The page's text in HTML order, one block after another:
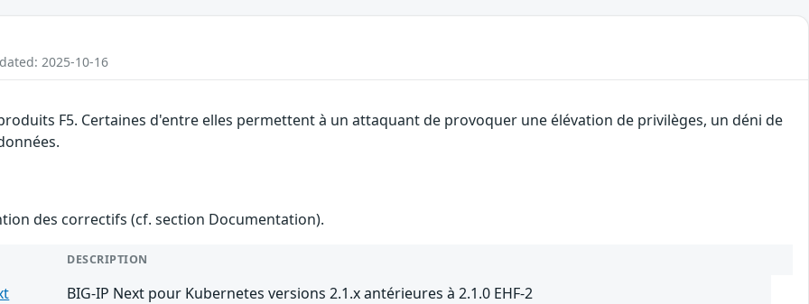
2025-10-16
F5. Certaines d'entre elles permettent à un attaquant de provoquer une élévation de privilèges, un déni de
des correctifs (cf. section Documentation).
DESCRIPTION
BIG-IP Next pour Kubernetes versions 2.1.x antérieures à 2.1.0 EHF-2